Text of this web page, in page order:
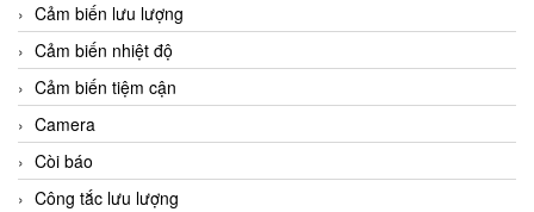
Cảm biến lưu lượng
Cảm biến nhiệt độ
Cảm biến tiệm cận
Camera
Còi báo
Công tắc lưu lượng